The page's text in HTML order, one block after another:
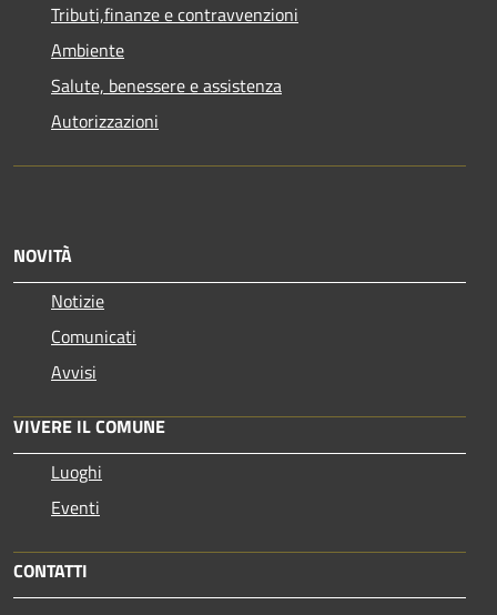
Tributi,finanze e contravvenzioni
Ambiente
Salute, benessere e assistenza
Autorizzazioni
NOVITÀ
Notizie
Comunicati
Avvisi
VIVERE IL COMUNE
Luoghi
Eventi
CONTATTI